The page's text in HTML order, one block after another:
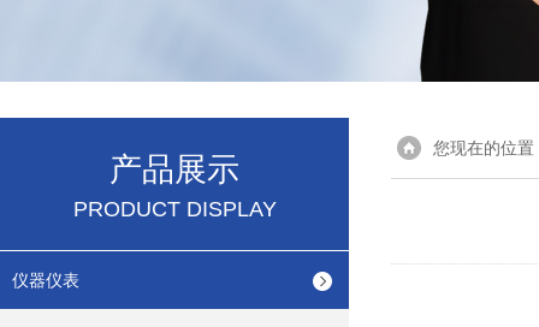
产品展示
PRODUCT DISPLAY
仪器仪表
您现在的位置